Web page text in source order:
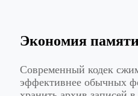
Экономия
Современный кодек
эффективнее обычных